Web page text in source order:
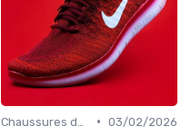
• 03/02/2026